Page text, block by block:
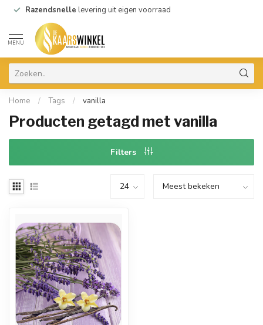
Razendsnelle levering uit eigen voorraad
MENU
Home / Tags / vanilla
Producten getagd met vanilla
Filters